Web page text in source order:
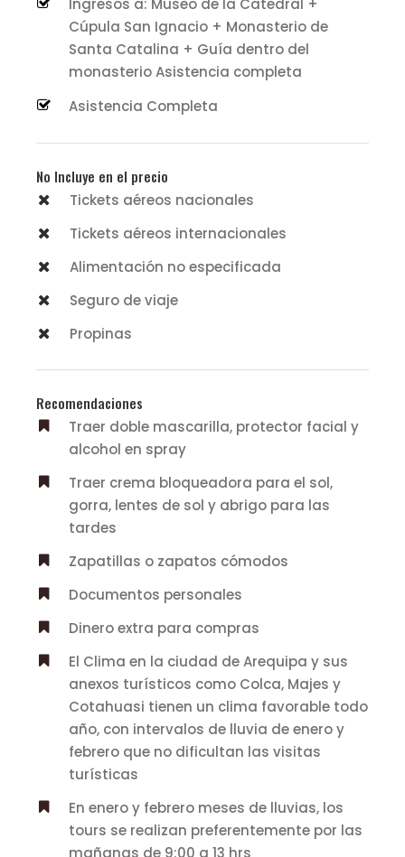
Ingresos a: Museo de la Catedral +
Cúpula San Ignacio + Monasterio de
Santa Catalina + Guía dentro del
monasterio Asistencia completa
Asistencia Completa
No Incluye en el precio
Tickets aéreos nacionales
Tickets aéreos internacionales
Alimentación no especificada
Seguro de viaje
Propinas
Recomendaciones
Traer doble mascarilla, protector facial y
alcohol en spray
Traer crema bloqueadora para el sol,
gorra, lentes de sol y abrigo para las
tardes
Zapatillas o zapatos cómodos
Documentos personales
Dinero extra para compras
El Clima en la ciudad de Arequipa y sus
anexos turísticos como Colca, Majes y
Cotahuasi tienen un clima favorable todo
año, con intervalos de lluvia de enero y
febrero que no dificultan las visitas
turísticas
En enero y febrero meses de lluvias, los
tours se realizan preferentemente por las
mañanas de 9:00 a 13 hrs